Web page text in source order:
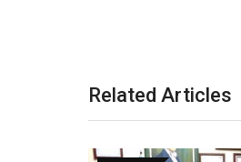
Related Articles